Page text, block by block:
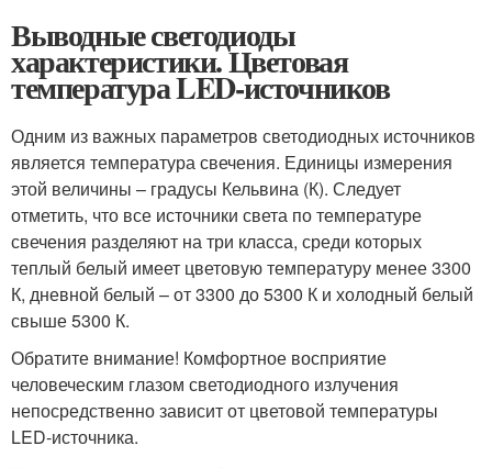
Выводные светодиоды
характеристики. Цветовая
температура LED-источников
Одним из важных параметров светодиодных источников
является температура свечения. Единицы измерения
этой величины – градусы Кельвина (К). Следует
отметить, что все источники света по температуре
свечения разделяют на три класса, среди которых
теплый белый имеет цветовую температуру менее 3300
К, дневной белый – от 3300 до 5300 К и холодный белый
свыше 5300 К.
Обратите внимание! Комфортное восприятие
человеческим глазом светодиодного излучения
непосредственно зависит от цветовой температуры
LED-источника.